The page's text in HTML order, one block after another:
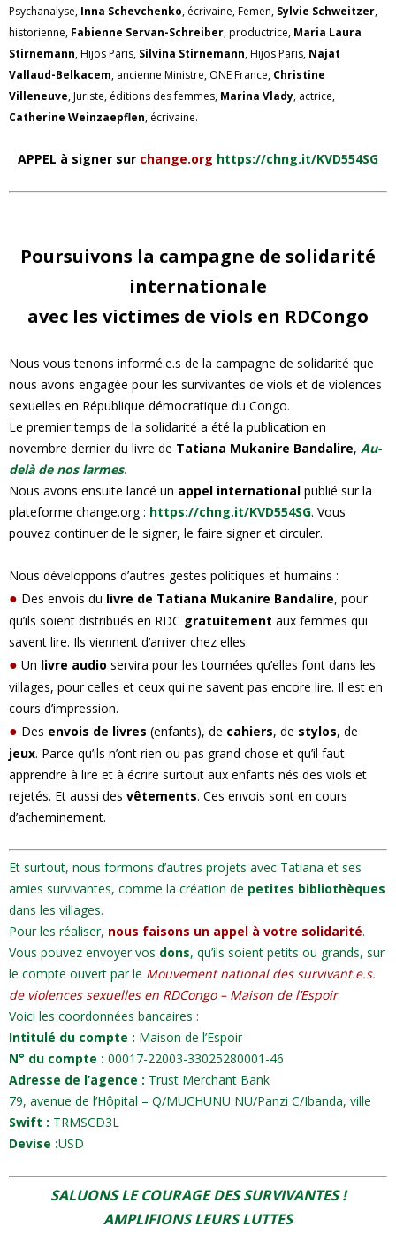
Psychanalyse, Inna Schevchenko, écrivaine, Femen, Sylvie Schweitzer,
historienne, Fabienne Servan-Schreiber, productrice, Maria Laura
Stirnemann, Hijos Paris, Silvina Stirnemann, Hijos Paris, Najat
Vallaud-Belkacem, ancienne Ministre, ONE France, Christine
Villeneuve, Juriste, éditions des femmes, Marina Vlady, actrice,
Catherine Weinzaepflen, écrivaine.
APPEL à signer sur change.org https://chng.it/KVD554SG
Poursuivons la campagne de solidarité
internationale
avec les victimes de viols en RDCongo
Nous vous tenons informé.e.s de la campagne de solidarité que
nous avons engagée pour les survivantes de viols et de violences
sexuelles en République démocratique du Congo.
Le premier temps de la solidarité a été la publication en
novembre dernier du livre de Tatiana Mukanire Bandalire, Au-
delà de nos larmes.
Nous avons ensuite lancé un appel international publié sur la
plateforme change.org: https://chng.it/KVD554SG. Vous
pouvez continuer de le signer, le faire signer et circuler.
Nous développons d’autres gestes politiques et humains :
● Des envois du livre de Tatiana Mukanire Bandalire, pour
qu’ils soient distribués en RDC gratuitement aux femmes qui
savent lire. Ils viennent d’arriver chez elles.
● Un livre audio servira pour les tournées qu’elles font dans les
villages, pour celles et ceux qui ne savent pas encore lire. Il est en
cours d’impression.
● Des envois de livres (enfants), de cahiers, de stylos, de
jeux. Parce qu’ils n’ont rien ou pas grand chose et qu’il faut
apprendre à lire et à écrire surtout aux enfants nés des viols et
rejetés. Et aussi des vêtements. Ces envois sont en cours
d’acheminement.
Et surtout, nous formons d’autres projets avec Tatiana et ses
amies survivantes, comme la création de petites bibliothèques
dans les villages.
Pour les réaliser, nous faisons un appel à votre solidarité.
Vous pouvez envoyer vos dons, qu’ils soient petits ou grands, sur
le compte ouvert par le Mouvement national des survivant.e.s.
de violences sexuelles en RDCongo – Maison de l’Espoir.
Voici les coordonnées bancaires :
Intitulé du compte : Maison de l’Espoir
N° du compte : 00017-22003-33025280001-46
Adresse de l’agence : Trust Merchant Bank
79, avenue de l’Hôpital – Q/MUCHUNU NU/Panzi C/Ibanda, ville
Swift : TRMSCD3L
Devise :USD
SALUONS LE COURAGE DES SURVIVANTES !
AMPLIFIONS LEURS LUTTES